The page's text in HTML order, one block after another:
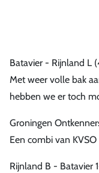
Batavier - Rijnland L
Met weer volle bak
hebben we er toch
Groningen
Een combi van
Rijnland B - Batavier